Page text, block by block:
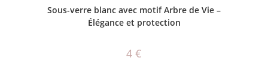
Sous-verre blanc avec motif Arbre de Vie –
Élégance et protection
4 €